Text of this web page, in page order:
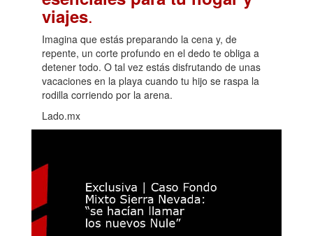
viajes.
Imagina que estás preparando la cena y, de
repente, un corte profundo en el dedo te obliga a
detener todo. O tal vez estás disfrutando de unas
vacaciones en la playa cuando tu hijo se raspa la
rodilla corriendo por la arena.
Lado.mx